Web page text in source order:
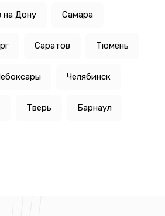
на Дону Самара
Саратов Тюмень
Челябинск
Тверь Барнаул